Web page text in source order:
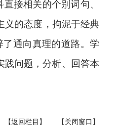
接相关的个别词句、
义的态度，拘泥于经典
通向真理的道路。学
践问题，分析、回答本
【返回栏目】 【关闭窗口】